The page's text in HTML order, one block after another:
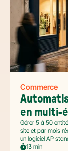
Commerce
en multi-
Gérer 5 à 50
site et par mois
un logiciel AP
automatiser sans
13 min